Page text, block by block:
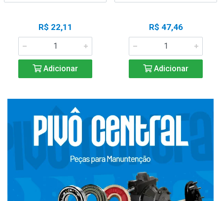
R$ 22,11
Adicionar
R$ 47,46
Adicionar